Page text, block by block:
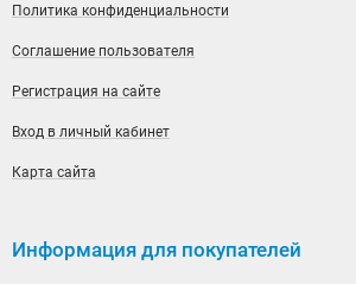
Политика конфиденциальности
Соглашение пользователя
Регистрация на сайте
Вход в личный кабинет
Карта сайта
Информация для покупателей